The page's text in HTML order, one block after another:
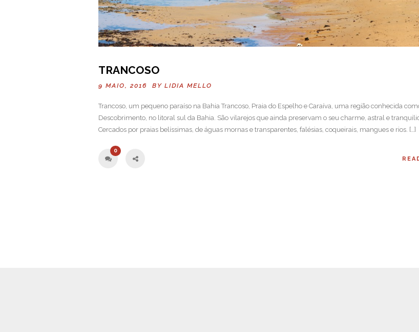
TRANCOSO
9 MAIO, 2016 BY LIDIA MELLO
Trancoso, um pequeno paraíso na Bahia Trancoso, Praia do Espelho e Caraíva, uma região conhecida
Descobrimento, no litoral sul da Bahia. São vilarejos que ainda preservam o seu charme, astral e
Cercados por praias belíssimas, de águas mornas e transparentes, falésias, coqueirais, mangues e rios. […]
0